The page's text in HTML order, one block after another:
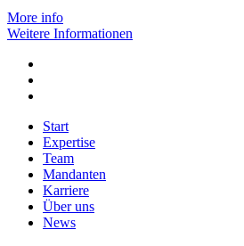
More info
Weitere Informationen
Start
Expertise
Team
Mandanten
Karriere
Über uns
News